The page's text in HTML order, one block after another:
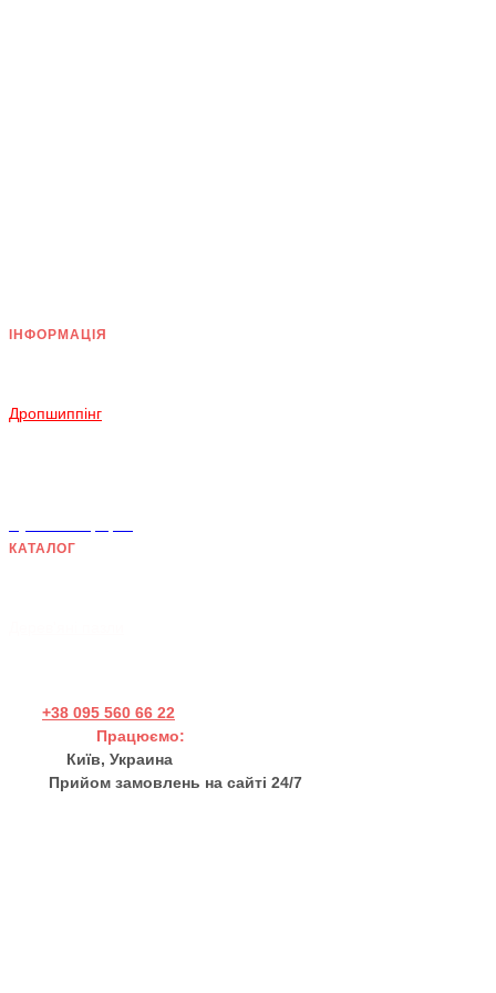
ІНФОРМАЦІЯ
Дропшиппінг
КАТАЛОГ
+38 095 560 66 22
Працюємо:
Київ, Украина
Прийом замовлень на сайті 24/7